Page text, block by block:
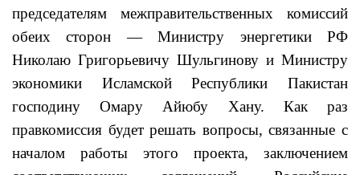
председателям межправительственных комиссий
обеих сторон — Министру энергетики РФ
Николаю Григорьевичу Шульгинову и Министру
экономики Исламской Республики Пакистан
господину Омару Айюбу Хану. Как раз
правкомиссия будет решать вопросы, связанные с
началом работы этого проекта, заключением